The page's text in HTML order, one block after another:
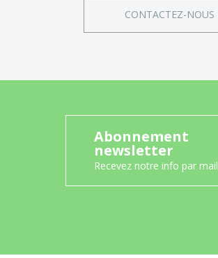
CONTACTEZ-NOUS
Abonnement
newsletter
Recevez notre info par mail